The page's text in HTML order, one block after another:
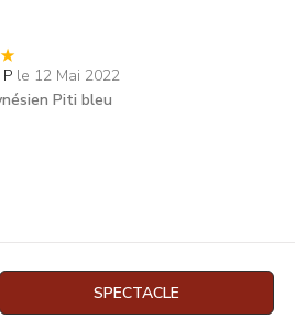
le 12 Mai 2022
Piti bleu
SPECTACLE